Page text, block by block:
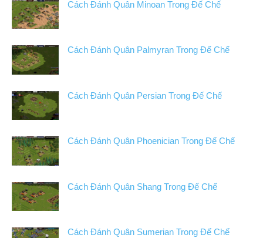
Cách Đánh Quân Minoan Trong Đế Chế
Cách Đánh Quân Palmyran Trong Đế Chế
Cách Đánh Quân Persian Trong Đế Chế
Cách Đánh Quân Phoenician Trong Đế Chế
Cách Đánh Quân Shang Trong Đế Chế
Cách Đánh Quân Sumerian Trong Đế Chế